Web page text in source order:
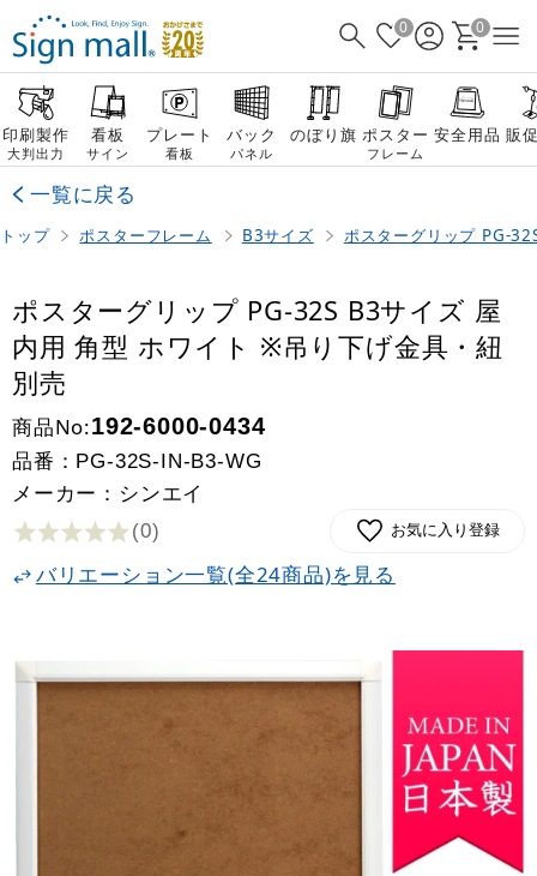
0 0
印刷製作
大判出力
看板
サイン
プレート
看板
バック
パネル
のぼり旗 ポスター
フレーム
安全用品 販
一覧に戻る
トップ ポスターフレーム B3サイズ ポスターグリップ PG-
ポスターグリップ PG-32S B3サイズ 屋
内用 角型 ホワイト ※吊り下げ金具・紐
別売
商品No:192-6000-0434
品番： PG-32S-IN-B3-WG
メーカー：シンエイ
(0) お気に入り登録
バリエーション一覧(全24商品)を見る